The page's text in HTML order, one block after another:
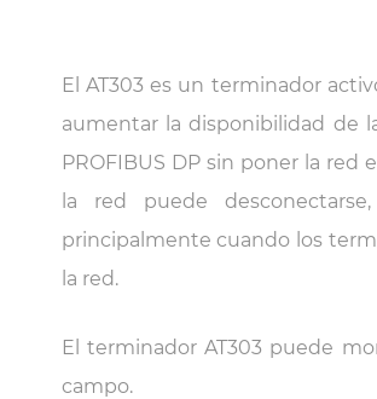
El AT303 es un terminador
aumentar la disponibilidad de
PROFIBUS DP sin poner la
la red puede
principalmente cuando los
la red.
El terminador AT303 puede
campo.